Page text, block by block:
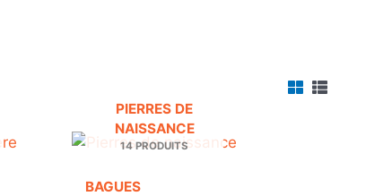
PIERRES DE
NAISSANCE
14 PRODUITS
BAGUES